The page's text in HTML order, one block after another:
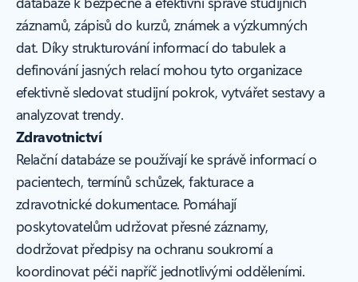
záznamů, zápisů do kurzů, známek a výzkumných
dat. Díky strukturování informací do tabulek a
definování jasných relací mohou tyto organizace
efektivně sledovat studijní pokrok, vytvářet sestavy a
analyzovat trendy.
Zdravotnictví
Relační databáze se používají ke správě informací o
pacientech, termínů schůzek, fakturace a
zdravotnické dokumentace. Pomáhají
poskytovatelům udržovat přesné záznamy,
dodržovat předpisy na ochranu soukromí a
koordinovat péči napříč jednotlivými odděleními.